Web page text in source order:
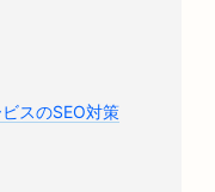
スのSEO対策